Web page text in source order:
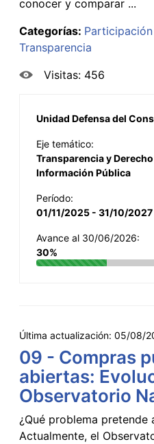
conocer y comparar ...
Categorías:
Transparencia
Visitas: 456
Unidad Defensa del
Eje temático:
Transparencia y
Información Pública
Período:
01/11/2025 - 31/10/2027
Avance al 30/06/2026:
30%
Última actualización: 05/08/
09 - Compras
abiertas:
Observatorio
¿Qué problema
Actualmente, el